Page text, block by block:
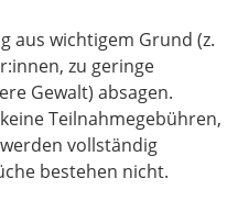
aus wichtigem Grund (z.
zu geringe
Gewalt) absagen.
Teilnahmegebühren,
vollständig
bestehen nicht.